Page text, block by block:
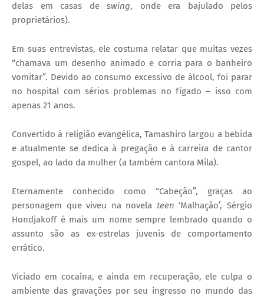
delas em casas de swing, onde era bajulado pelos
proprietários).
Em suas entrevistas, ele costuma relatar que muitas vezes
“chamava um desenho animado e corria para o banheiro
vomitar”. Devido ao consumo excessivo de álcool, foi parar
no hospital com sérios problemas no fígado – isso com
apenas 21 anos.
Convertido à religião evangélica, Tamashiro largou a bebida
e atualmente se dedica à pregação e à carreira de cantor
gospel, ao lado da mulher (a também cantora Mila).
Eternamente conhecido como “Cabeção”, graças ao
personagem que viveu na novela teen ‘Malhação’, Sérgio
Hondjakoff é mais um nome sempre lembrado quando o
assunto são as ex-estrelas juvenis de comportamento
errático.
Viciado em cocaína, e ainda em recuperação, ele culpa o
ambiente das gravações por seu ingresso no mundo das